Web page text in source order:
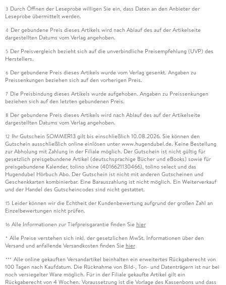
3 Durch Öffnen der Leseprobe willigen Sie ein, dass Daten an den Anbieter der
Leseprobe übermittelt werden.
4 Der gebundene Preis dieses Artikels wird nach Ablauf des auf der Artikelseite
dargestellten Datums vom Verlag angehoben.
5 Der Preisvergleich bezieht sich auf die unverbindliche Preisempfehlung (UVP) des
Herstellers.
6 Der gebundene Preis dieses Artikels wurde vom Verlag gesenkt. Angaben zu
Preissenkungen beziehen sich auf den vorherigen Preis.
7 Die Preisbindung dieses Artikels wurde aufgehoben. Angaben zu Preissenkungen
beziehen sich auf den letzten gebundenen Preis.
8 Der gebundene Preis dieses Artikels wird nach Ablauf des auf der Artikelseite
dargestellten Datums vom Verlag angehoben.
12 Ihr Gutschein SOMMER13 gilt bis einschließlich 10.08.2026. Sie können den
Gutschein ausschließlich online einlösen unter www.hugendubel.de. Keine Bestellung
zur Abholung mit Zahlung in der Filiale möglich. Der Gutschein ist nicht gültig für
gesetzlich preisgebundene Artikel (deutschsprachige Bücher und eBooks) sowie für
preisgebundene Kalender, tolino shine (4016621130466), tolino select und das
Hugendubel Hörbuch Abo. Der Gutschein ist nicht mit anderen Gutscheinen und
Geschenkkarten kombinierbar. Eine Barauszahlung ist nicht möglich. Ein Weiterverkauf
und der Handel des Gutscheincodes sind nicht gestattet.
15 Leider können wir die Echtheit der Kundenbewertung aufgrund der großen Zahl an
Einzelbewertungen nicht prüfen.
16 Alle Informationen zur Tiefpreisgarantie finden Sie hier
* Alle Preise verstehen sich inkl. der gesetzlichen MwSt. Informationen über den
Versand und anfallende Versandkosten finden Sie hier
*** Alle online gekauften Versandartikel beinhalten ein erweitertes Rückgaberecht von
100 Tagen nach Kaufdatum. Die Rücknahme von Bild-, Ton- und Datenträgern ist nur bei
noch versiegelter Ware möglich. Für in der Filiale gekaufte Artikel gilt ein
Rückgaberecht von 4 Wochen. Voraussetzung ist die Vorlage des Kassenbons und dass